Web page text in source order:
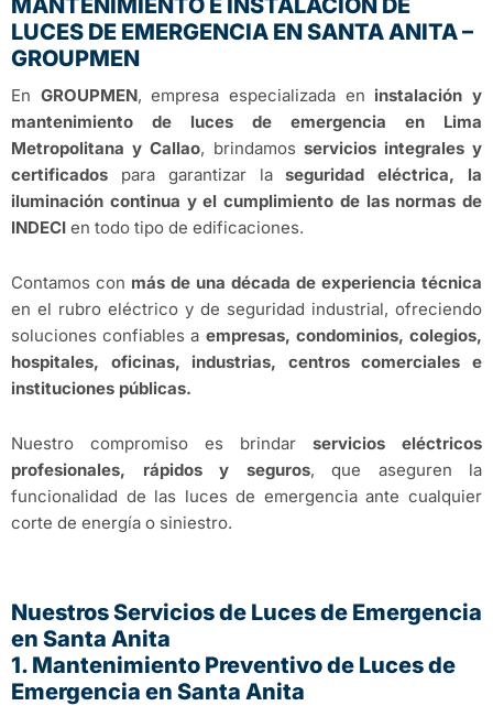
MANTENIMIENTO E INSTALACIÓN DE
LUCES DE EMERGENCIA EN SANTA ANITA –
GROUPMEN
En GROUPMEN, empresa especializada en instalación y
mantenimiento de luces de emergencia en Lima
Metropolitana y Callao, brindamos servicios integrales y
certificados para garantizar laseguridad eléctrica, la
iluminación continua y el cumplimiento de las normas de
INDECI en todo tipo de edificaciones.
Contamos con más de una década de experiencia técnica
en el rubro eléctrico y de seguridad industrial, ofreciendo
soluciones confiables a empresas, condominios, colegios,
hospitales, oficinas, industrias, centros comerciales e
instituciones públicas.
Nuestro compromiso es brindar servicios eléctricos
profesionales, rápidos y seguros, que aseguren la
funcionalidad de las luces de emergencia ante cualquier
corte de energía o siniestro.
Nuestros Servicios de Luces de Emergencia
en Santa Anita
1. Mantenimiento Preventivo de Luces de
Emergencia en Santa Anita